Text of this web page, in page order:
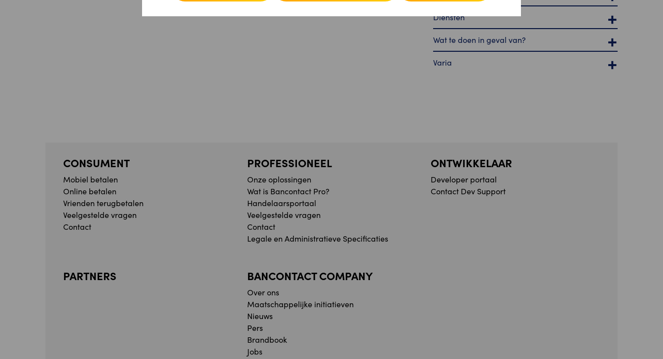
Diensten
Wat te doen in geval van?
Varia
CONSUMENT
Mobiel betalen
Online betalen
Vrienden terugbetalen
Veelgestelde vragen
Contact
PROFESSIONEEL
Onze oplossingen
Wat is Bancontact Pro?
Handelaarsportaal
Veelgestelde vragen
Contact
Legale en Administratieve Specificaties
ONTWIKKELAAR
Developer portaal
Contact Dev Support
PARTNERS BANCONTACT COMPANY
Over ons
Maatschappelijke initiatieven
Nieuws
Pers
Brandbook
Jobs